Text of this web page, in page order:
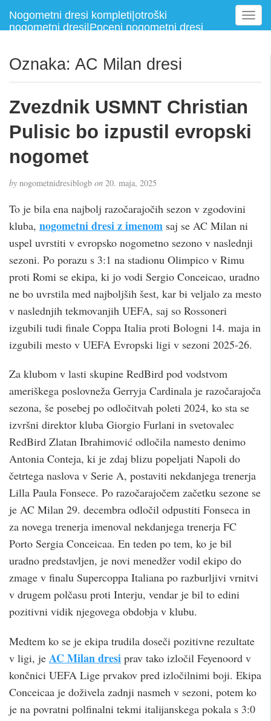
Nogometni dresi kompleti|otroški
nogometni dresi|Poceni nogometni dresi
T
o
e
v
i
Oznaka: AC Milan dresi
Zvezdnik USMNT Christian
Pulisic bo izpustil evropski
nogomet
by nogometnidresiblogb on 20. maja, 2025
To je bila ena najbolj razočarajočih sezon v zgodovini
kluba, nogometni dresi z imenom saj se AC Milan ni
uspel uvrstiti v evropsko nogometno sezono v naslednji
sezoni. Po porazu s 3:1 na stadionu Olimpico v Rimu
proti Romi se ekipa, ki jo vodi Sergio Conceicao, uradno
ne bo uvrstila med najboljših šest, kar bi veljalo za mesto
v naslednjih tekmovanjih UEFA, saj so Rossoneri
izgubili tudi finale Coppa Italia proti Bologni 14. maja in
izgubili mesto v UEFA Evropski ligi v sezoni 2025-26.
Za klubom v lasti skupine RedBird pod vodstvom
ameriškega poslovneža Gerryja Cardinala je razočarajoča
sezona, še posebej po odločitvah poleti 2024, ko sta se
izvršni direktor kluba Giorgio Furlani in svetovalec
RedBird Zlatan Ibrahimović odločila namesto denimo
Antonia Conteja, ki je zdaj blizu popeljati Napoli do
četrtega naslova v Serie A, postaviti nekdanjega trenerja
Lilla Paula Fonsece. Po razočarajočem začetku sezone se
je AC Milan 29. decembra odločil odpustiti Fonseca in
za novega trenerja imenoval nekdanjega trenerja FC
Porto Sergia Conceicaa. En teden po tem, ko je bil
uradno predstavljen, je novi menedžer vodil ekipo do
zmage v finalu Supercoppa Italiana po razburljivi vrnitvi
v drugem polčasu proti Interju, vendar je bil to edini
pozitivni vidik njegovega obdobja v klubu.
Medtem ko se je ekipa trudila doseči pozitivne rezultate
v ligi, je AC Milan dresi prav tako izločil Feyenoord v
končnici UEFA Lige prvakov pred izločilnimi boji. Ekipa
Conceicaa je doživela zadnji nasmeh v sezoni, potem ko
je na povratni polfinalni tekmi italijanskega pokala s 3:0